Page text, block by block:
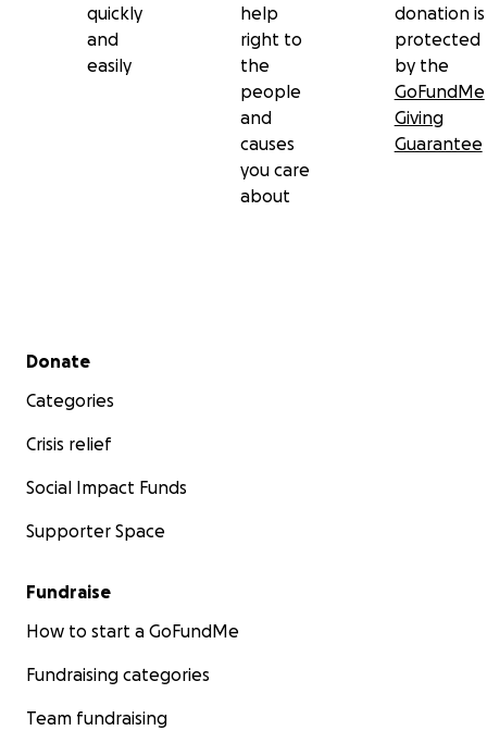
quickly
and
easily
help
right to
the
people
and
causes
you care
about
donation is
protected
by the
GoFundMe
Giving
Guarantee
Secondary menu
Donate
Categories
Crisis relief
Social Impact Funds
Supporter Space
Fundraise
How to start a GoFundMe
Fundraising categories
Team fundraising